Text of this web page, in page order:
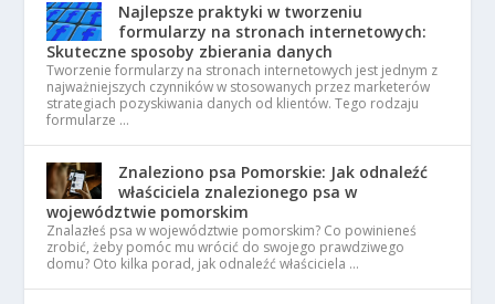
Najlepsze praktyki w tworzeniu
formularzy na stronach internetowych:
Skuteczne sposoby zbierania danych
Tworzenie formularzy na stronach internetowych jest jednym z
najważniejszych czynników w stosowanych przez marketerów
strategiach pozyskiwania danych od klientów. Tego rodzaju
formularze …
Znaleziono psa Pomorskie: Jak odnaleźć
właściciela znalezionego psa w
województwie pomorskim
Znalazłeś psa w województwie pomorskim? Co powinieneś
zrobić, żeby pomóc mu wrócić do swojego prawdziwego
domu? Oto kilka porad, jak odnaleźć właściciela …